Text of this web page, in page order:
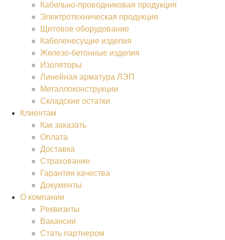
Кабельно-проводниковая продукция
Электротехническая продукция
Щитовое оборудование
Кабеленесущие изделия
Железо-бетонные изделия
Изоляторы
Линейная арматура ЛЭП
Металлоконструкции
Складские остатки
Клиентам
Как заказать
Оплата
Доставка
Страхование
Гарантия качества
Документы
О компании
Реквизиты
Вакансии
Стать партнером